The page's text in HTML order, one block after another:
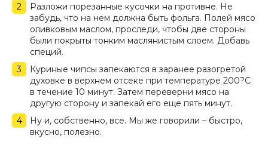
Разложи порезанные кусочки на противне. Не
забудь, что на нем должна быть фольга. Полей мясо
оливковым маслом, проследи, чтобы две стороны
были покрыты тонким маслянистым слоем. Добавь
специй.
Куриные чипсы запекаются в заранее разогретой
духовке в верхнем отсеке при температуре 200?C
в течение 10 минут. Затем переверни мясо на
другую сторону и запекай его еще пять минут.
Ну и, собственно, все. Мы же говорили – быстро,
вкусно, полезно.